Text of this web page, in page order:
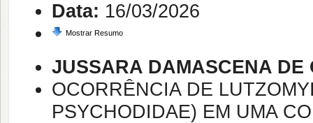
Data: 16/03/2026
Mostrar Resumo
JUSSARA DAMASCENA DE
OCORRÊNCIA DE
PSYCHODIDAE) EM UMA